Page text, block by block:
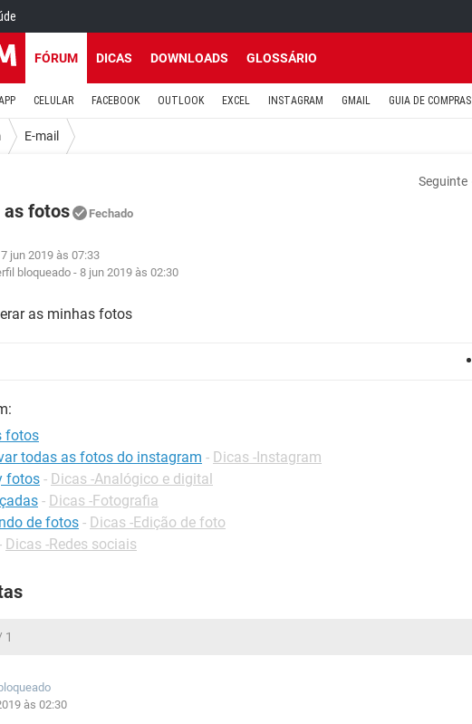
FÓRUM DICAS DOWNLOADS GLOSSÁRIO
CELULAR FACEBOOK OUTLOOK EXCEL INSTAGRAM GMAIL GUIA DE COMPRAS
E-mail
Seguinte
as fotos Fechado
jun 2019 às 07:33
bloqueado -8 jun 2019 às 02:30
as minhas fotos
fotos
todas as fotos do instagram - Dicas -Instagram
fotos - Dicas -Analógico e digital
- Dicas -Fotografia
de fotos - Dicas -Edição de foto
Dicas -Redes sociais
1
às 02:30